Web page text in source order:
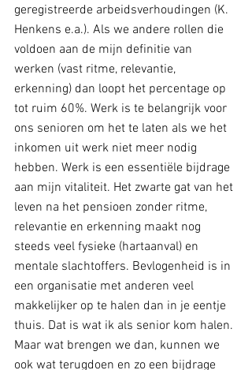
geregistreerde arbeidsverhoudingen (K.
Henkens e.a.). Als we andere rollen die
voldoen aan de mijn definitie van
werken (vast ritme, relevantie,
erkenning) dan loopt het percentage op
tot ruim 60%. Werk is te belangrijk voor
ons senioren om het te laten als we het
inkomen uit werk niet meer nodig
hebben. Werk is een essentiële bijdrage
aan mijn vitaliteit. Het zwarte gat van het
leven na het pensioen zonder ritme,
relevantie en erkenning maakt nog
steeds veel fysieke (hartaanval) en
mentale slachtoffers. Bevlogenheid is in
een organisatie met anderen veel
makkelijker op te halen dan in je eentje
thuis. Dat is wat ik als senior kom halen.
Maar wat brengen we dan, kunnen we
ook wat terugdoen en zo een bijdrage